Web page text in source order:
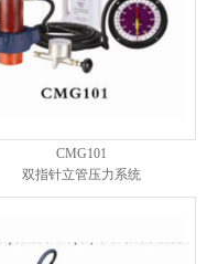
CMG101
双指针立管压力系统